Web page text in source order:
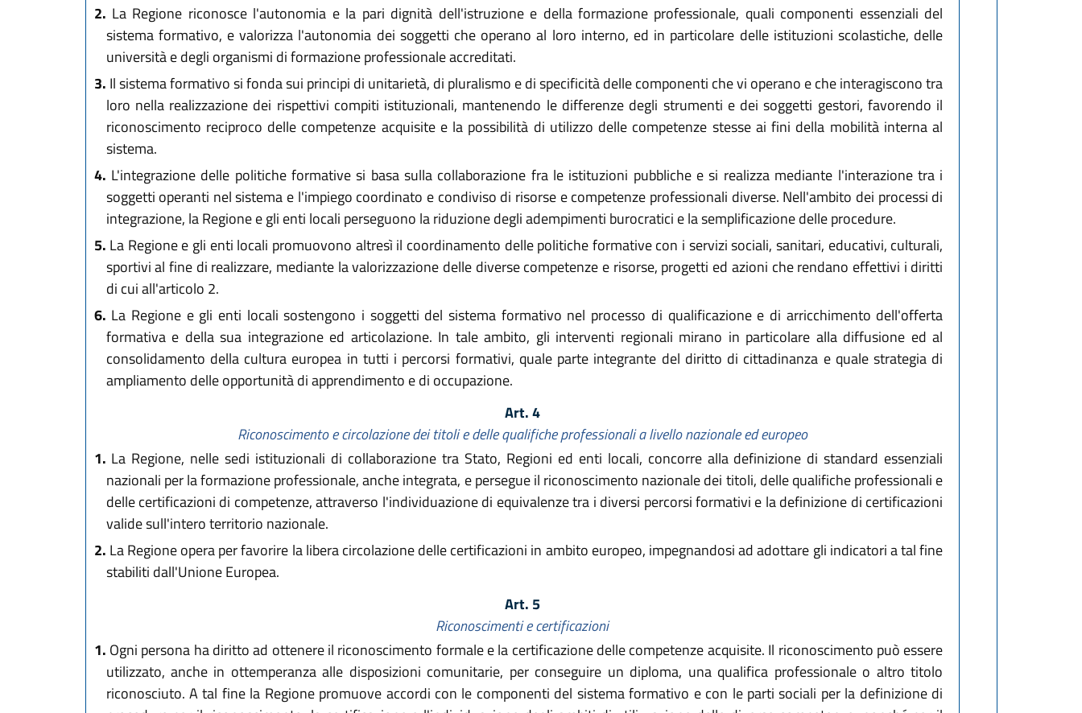
2. La Regione riconosce l'autonomia e la pari dignità dell'istruzione e della formazione professionale, quali componenti essenziali del
sistema formativo, e valorizza l'autonomia dei soggetti che operano al loro interno, ed in particolare delle istituzioni scolastiche, delle
università e degli organismi di formazione professionale accreditati.
3. Il sistema formativo si fonda sui principi di unitarietà, di pluralismo e di specificità delle componenti che vi operano e che interagiscono tra
loro nella realizzazione dei rispettivi compiti istituzionali, mantenendo le differenze degli strumenti e dei soggetti gestori, favorendo il
riconoscimento reciproco delle competenze acquisite e la possibilità di utilizzo delle competenze stesse ai fini della mobilità interna al
sistema.
4. L'integrazione delle politiche formative si basa sulla collaborazione fra le istituzioni pubbliche e si realizza mediante l'interazione tra i
soggetti operanti nel sistema e l'impiego coordinato e condiviso di risorse e competenze professionali diverse. Nell'ambito dei processi di
integrazione, la Regione e gli enti locali perseguono la riduzione degli adempimenti burocratici e la semplificazione delle procedure.
5. La Regione e gli enti locali promuovono altresì il coordinamento delle politiche formative con i servizi sociali, sanitari, educativi, culturali,
sportivi al fine di realizzare, mediante la valorizzazione delle diverse competenze e risorse, progetti ed azioni che rendano effettivi i diritti
di cui all'articolo 2.
6. La Regione e gli enti locali sostengono i soggetti del sistema formativo nel processo di qualificazione e di arricchimento dell'offerta
formativa e della sua integrazione ed articolazione. In tale ambito, gli interventi regionali mirano in particolare alla diffusione ed al
consolidamento della cultura europea in tutti i percorsi formativi, quale parte integrante del diritto di cittadinanza e quale strategia di
ampliamento delle opportunità di apprendimento e di occupazione.
Art. 4
Riconoscimento e circolazione dei titoli e delle qualifiche professionalia livello nazionale ed europeo
1. La Regione, nelle sedi istituzionali di collaborazione tra Stato, Regioni ed enti locali, concorre alla definizione di standard essenziali
nazionali per la formazione professionale, anche integrata, e persegue il riconoscimento nazionale dei titoli, delle qualifiche professionali e
delle certificazioni di competenze, attraverso l'individuazione di equivalenze tra i diversi percorsi formativi e la definizione di certificazioni
valide sull'intero territorio nazionale.
2. La Regione opera per favorire la libera circolazione delle certificazioni in ambito europeo, impegnandosi ad adottare gli indicatori a tal fine
stabiliti dall'Unione Europea.
Art. 5
Riconoscimenti e certificazioni
1. Ogni persona ha diritto ad ottenere il riconoscimento formale e la certificazione delle competenze acquisite. Il riconoscimento può essere
utilizzato, anche in ottemperanza alle disposizioni comunitarie, per conseguire un diploma, una qualifica professionale o altro titolo
riconosciuto. A tal fine la Regione promuove accordi con le componenti del sistema formativo e con le parti sociali per la definizione di